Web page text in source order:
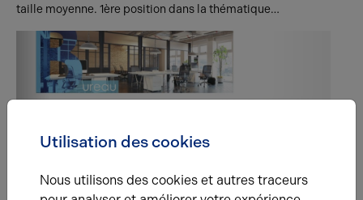
taille moyenne. 1ère position dans la thématique
La dernière édition de notre paquette Carré Rouge
Utilisation des cookies
Nous utilisons des cookies et autres traceurs